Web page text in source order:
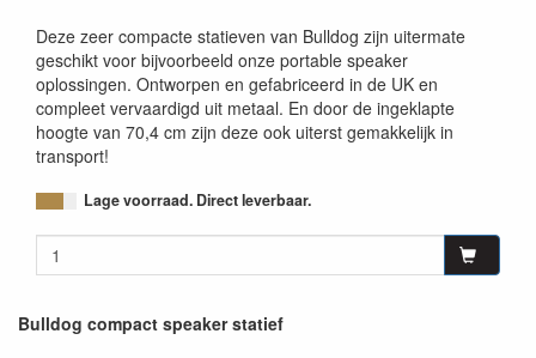
Deze zeer compacte statieven van Bulldog zijn uitermate
geschikt voor bijvoorbeeld onze portable speaker
oplossingen. Ontworpen en gefabriceerd in de UK en
compleet vervaardigd uit metaal. En door de ingeklapte
hoogte van 70,4 cm zijn deze ook uiterst gemakkelijk in
transport!
Lage voorraad. Direct leverbaar.
Bulldog compact speaker statief